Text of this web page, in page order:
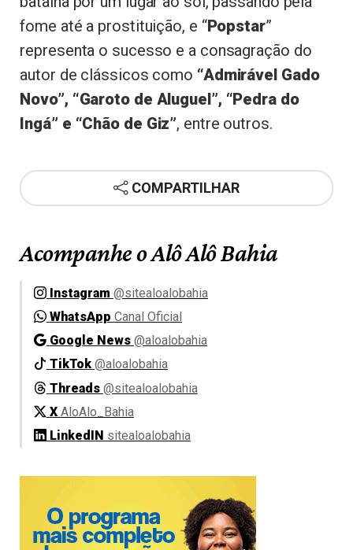
fome até a prostituição, e “Popstar”
representa o sucesso e a consagração do
autor de clássicos como “Admirável Gado
Novo”, “Garoto de Aluguel”, “Pedra do
Ingá” e “Chão de Giz”, entre outros.
COMPARTILHAR
Acompanhe o Alô Alô Bahia
Instagram @sitealoalobahia
WhatsApp Canal Oficial
Google News @aloalobahia
TikTok @aloalobahia
Threads @sitealoalobahia
X AloAlo_Bahia
LinkedIN sitealoalobahia